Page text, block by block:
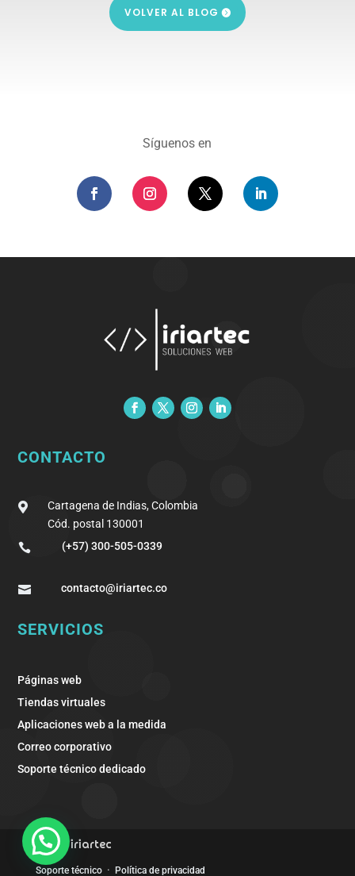
VOLVER AL BLOG
Síguenos en
CONTACTO

Cartagena de Indias, Colombia
Cód. postal 130001

(+57) 300-505-0339
 contacto@iriartec.co
SERVICIOS
Páginas web
Tiendas virtuales
Aplicaciones web a la medida
Correo corporativo
Soporte técnico dedicado
© 2026iriartec
Soporte técnico· Política de privacidad